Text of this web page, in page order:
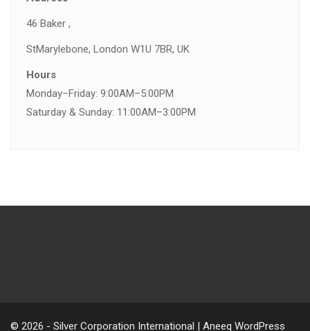
46 Baker ,
StMarylebone, London W1U 7BR, UK
Hours
Monday–Friday: 9:00AM–5:00PM
Saturday & Sunday: 11:00AM–3:00PM
© 2026 - Silver Corporation International | Aneeq WordPress